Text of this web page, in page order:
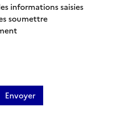
informations saisies
soumettre